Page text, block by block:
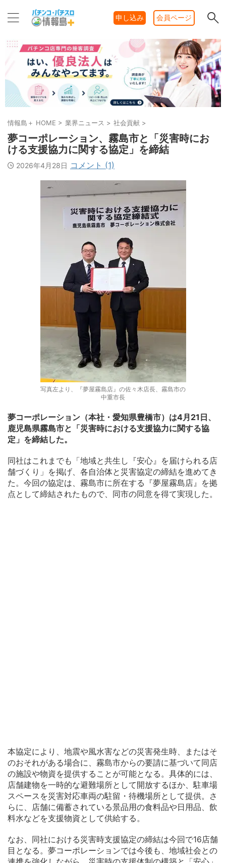
申し込み 会員ページ
情報島＋ HOME > 業界ニュース > 社会貢献 >
夢コーポレーション、霧島市と「災害時にお
ける支援協力に関する協定」を締結
2026年4月28日 コメント (1)
写真左より、『夢屋霧島店』の佐々木店長、霧島市の
中重市長
夢コーポレーション（本社・愛知県豊橋市）は4月21日、
鹿児島県霧島市と「災害時における支援協力に関する協
定」を締結した。
同社はこれまでも「地域と共生し『安心』を届けられる店
舗づくり」を掲げ、各自治体と災害協定の締結を進めてき
た。今回の協定は、霧島市に所在する『夢屋霧島店』を拠
点として締結されたもので、同市の同意を得て実現した。
本協定により、地震や風水害などの災害発生時、またはそ
のおそれがある場合に、霧島市からの要請に基づいて同店
の施設や物資を提供することが可能となる。具体的には、
店舗建物を一時的な避難場所として開放するほか、駐車場
スペースを災害対応車両の駐留・待機場所として提供。さ
らに、店舗に備蓄されている景品用の食料品や日用品、飲
料水などを支援物資として供給する。
なお、同社における災害時支援協定の締結は今回で16店舗
目となる。夢コーポレーションでは今後も、地域社会との